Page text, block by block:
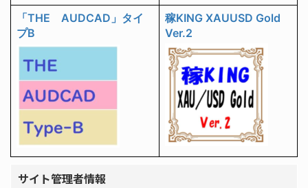
「THE AUDCAD」タイ
プB
稼KING XAUUSD Gold
Ver.2
サイト管理者情報